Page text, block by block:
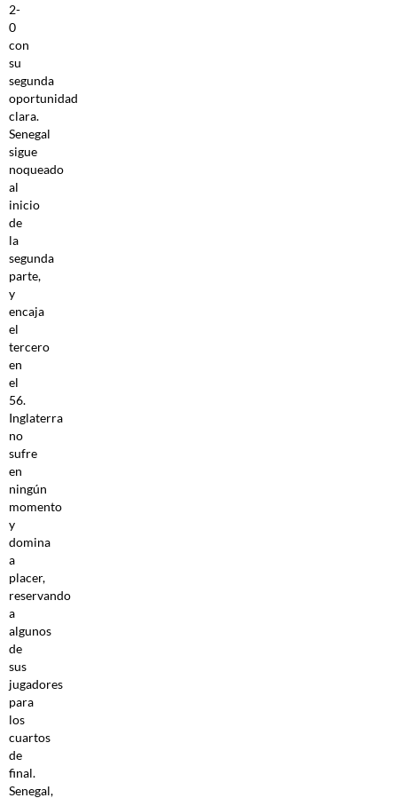
2-
0
con
su
segunda
oportunidad
clara.
Senegal
sigue
noqueado
al
inicio
de
la
segunda
parte,
y
encaja
el
tercero
en
el
56.
Inglaterra
no
sufre
en
ningún
momento
y
domina
a
placer,
reservando
a
algunos
de
sus
jugadores
para
los
cuartos
de
final.
Senegal,